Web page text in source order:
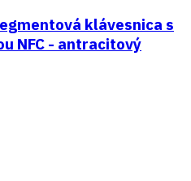
klávesnica s
NFC - antracitový